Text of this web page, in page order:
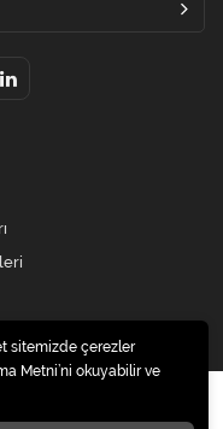
Merkezi |
saklıdır.
sitemizde çerezler
Metni’ni okuyabilir ve